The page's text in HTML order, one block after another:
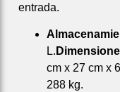
entrada.
L.
cm x 27 cm x
288 kg.